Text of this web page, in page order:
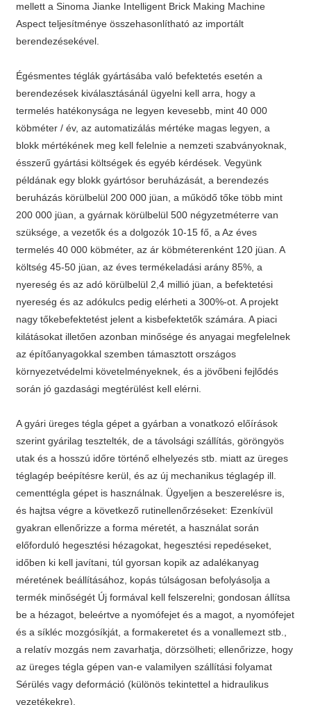
mellett a Sinoma Jianke Intelligent Brick Making Machine
Aspect teljesítménye összehasonlítható az importált
berendezésekével.
Égésmentes téglák gyártásába való befektetés esetén a
berendezések kiválasztásánál ügyelni kell arra, hogy a
termelés hatékonysága ne legyen kevesebb, mint 40 000
köbméter / év, az automatizálás mértéke magas legyen, a
blokk mértékének meg kell felelnie a nemzeti szabványoknak,
ésszerű gyártási költségek és egyéb kérdések. Vegyünk
példának egy blokk gyártósor beruházását, a berendezés
beruházás körülbelül 200 000 jüan, a működő tőke több mint
200 000 jüan, a gyárnak körülbelül 500 négyzetméterre van
szüksége, a vezetők és a dolgozók 10-15 fő, a Az éves
termelés 40 000 köbméter, az ár köbméterenként 120 jüan. A
költség 45-50 jüan, az éves termékeladási arány 85%, a
nyereség és az adó körülbelül 2,4 millió jüan, a befektetési
nyereség és az adókulcs pedig elérheti a 300%-ot. A projekt
nagy tőkebefektetést jelent a kisbefektetők számára. A piaci
kilátásokat illetően azonban minősége és anyagai megfelelnek
az építőanyagokkal szemben támasztott országos
környezetvédelmi követelményeknek, és a jövőbeni fejlődés
során jó gazdasági megtérülést kell elérni.
A gyári üreges tégla gépet a gyárban a vonatkozó előírások
szerint gyárilag tesztelték, de a távolsági szállítás, göröngyös
utak és a hosszú időre történő elhelyezés stb. miatt az üreges
téglagép beépítésre kerül, és az új mechanikus téglagép ill.
cementtégla gépet is használnak. Ügyeljen a beszerelésre is,
és hajtsa végre a következő rutinellenőrzéseket: Ezenkívül
gyakran ellenőrizze a forma méretét, a használat során
előforduló hegesztési hézagokat, hegesztési repedéseket,
időben ki kell javítani, túl gyorsan kopik az adalékanyag
méretének beállításához, kopás túlságosan befolyásolja a
termék minőségét Új formával kell felszerelni; gondosan állítsa
be a hézagot, beleértve a nyomófejet és a magot, a nyomófejet
és a síkléc mozgósíkját, a formakeretet és a vonallemezt stb.,
a relatív mozgás nem zavarhatja, dörzsölheti; ellenőrizze, hogy
az üreges tégla gépen van-e valamilyen szállítási folyamat
Sérülés vagy deformáció (különös tekintettel a hidraulikus
vezetékekre).